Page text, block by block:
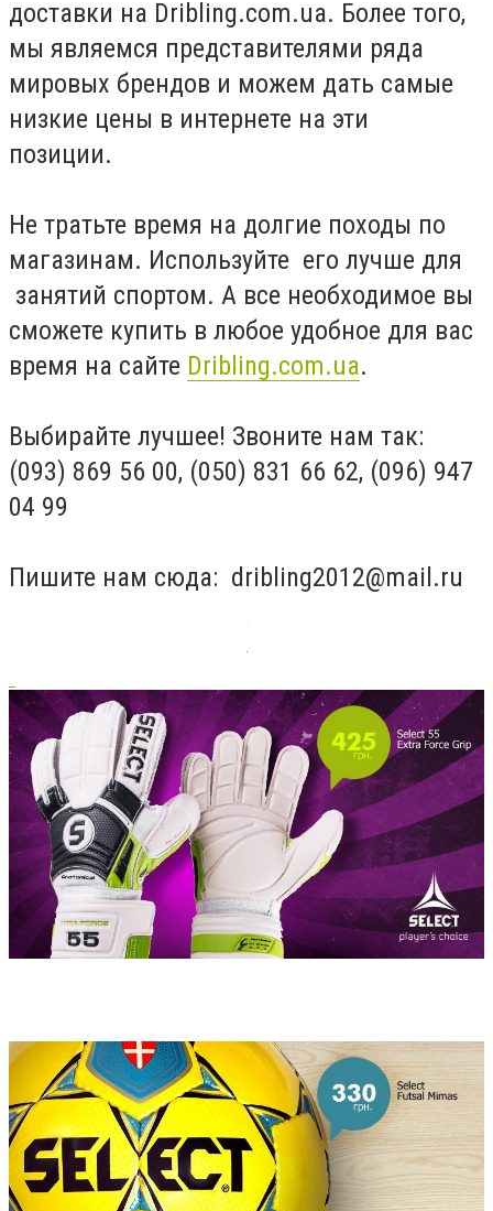
доставки на Dribling.com.ua. Более того,
мы являемся представителями ряда
мировых брендов и можем дать самые
низкие цены в интернете на эти
позиции.
Не тратьте время на долгие походы по
магазинам. Используйте его лучше для
занятий спортом. А все необходимое вы
сможете купить в любое удобное для вас
время на сайте Dribling.com.ua.
Выбирайте лучшее! Звоните нам так:
(093) 869 56 00, (050) 831 66 62, (096) 947
04 99
Пишите нам сюда: dribling2012@mail.ru